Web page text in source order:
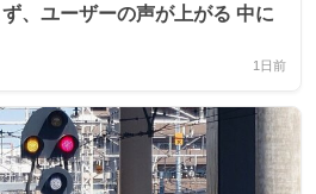
、ユーザーの声が上がる 中に
1日前